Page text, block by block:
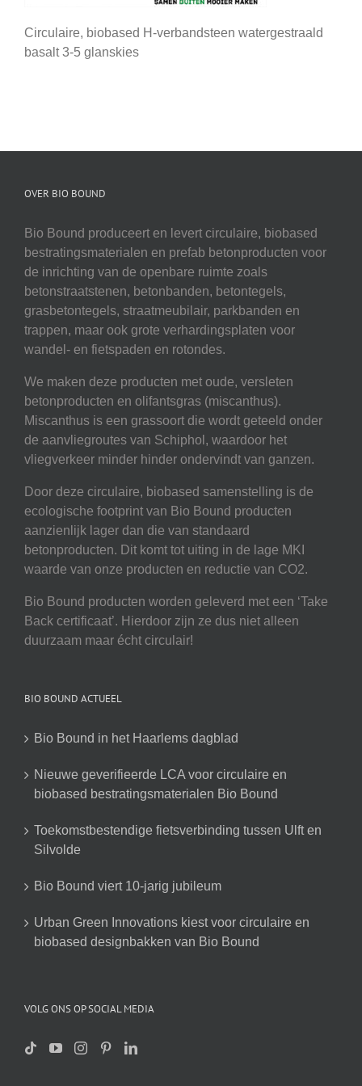
Circulaire, biobased H-verbandsteen watergestraald
basalt 3-5 glanskies
OVER BIO BOUND
Bio Bound produceert en levert circulaire, biobased
bestratingsmaterialen en prefab betonproducten voor
de inrichting van de openbare ruimte zoals
betonstraatstenen, betonbanden, betontegels,
grasbetontegels, straatmeubilair, parkbanden en
trappen, maar ook grote verhardingsplaten voor
wandel- en fietspaden en rotondes.
We maken deze producten met oude, versleten
betonproducten en olifantsgras (miscanthus).
Miscanthus is een grassoort die wordt geteeld onder
de aanvliegroutes van Schiphol, waardoor het
vliegverkeer minder hinder ondervindt van ganzen.
Door deze circulaire, biobased samenstelling is de
ecologische footprint van Bio Bound producten
aanzienlijk lager dan die van standaard
betonproducten. Dit komt tot uiting in de lage MKI
waarde van onze producten en reductie van CO2.
Bio Bound producten worden geleverd met een ‘Take
Back certificaat’. Hierdoor zijn ze dus niet alleen
duurzaam maar écht circulair!
BIO BOUND ACTUEEL
Bio Bound in het Haarlems dagblad
Nieuwe geverifieerde LCA voor circulaire en
biobased bestratingsmaterialen Bio Bound
Toekomstbestendige fietsverbinding tussen Ulft en
Silvolde
Bio Bound viert 10-jarig jubileum
Urban Green Innovations kiest voor circulaire en
biobased designbakken van Bio Bound
VOLG ONS OP SOCIAL MEDIA